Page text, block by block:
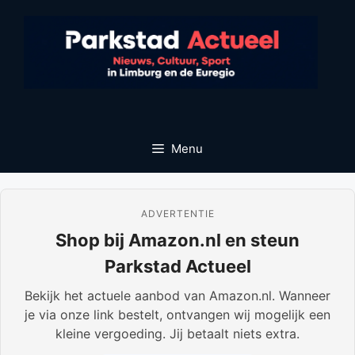
Menu
ADVERTENTIE
Shop bij Amazon.nl en steun
Parkstad Actueel
Bekijk het actuele aanbod van Amazon.nl. Wanneer
je via onze link bestelt, ontvangen wij mogelijk een
kleine vergoeding. Jij betaalt niets extra.